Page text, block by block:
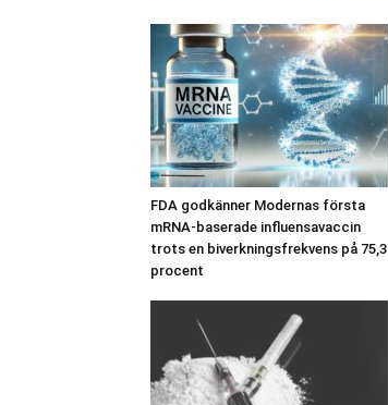
FDA godkänner Modernas första
mRNA-baserade influensavaccin
trots en biverkningsfrekvens på 75,3
procent